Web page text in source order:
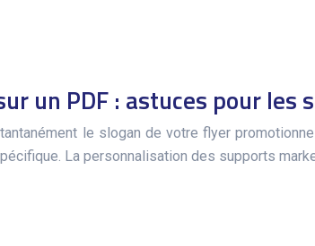
un PDF : astuces pour
le slogan de votre flyer
La personnalisation des supports